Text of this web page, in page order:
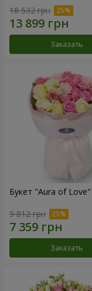
18 532 грн
Заказать
Букет "Aura of Love"
9 812 грн
Заказать